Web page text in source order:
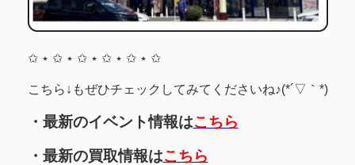
✩ ⋆ ✩ ⋆ ✩ ⋆ ✩ ⋆ ✩ ⋆ ✩
こちら↓もぜひチェックしてみてくださいね♪(*´▽｀*)
・最新のイベント情報はこちら
・最新の買取情報はこちら